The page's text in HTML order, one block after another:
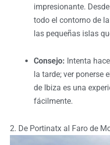
impresionante.
todo el contorno de
las pequeñas islas
Consejo: Intenta
la tarde; ver ponerse
de Ibiza es una
fácilmente.
2. De Portinatx al Faro de